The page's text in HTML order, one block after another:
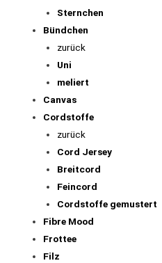
Sternchen
Bündchen
zurück
Uni
meliert
Canvas
Cordstoffe
zurück
Cord Jersey
Breitcord
Feincord
Cordstoffe gemustert
Fibre Mood
Frottee
Filz